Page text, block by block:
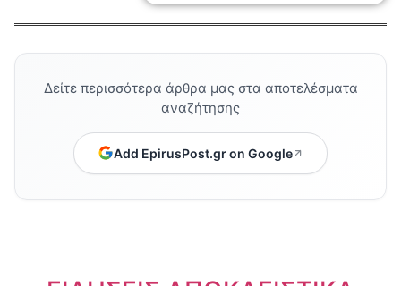
Δείτε περισσότερα άρθρα μας στα αποτελέσματα
αναζήτησης
Add EpirusPost.gr on Google